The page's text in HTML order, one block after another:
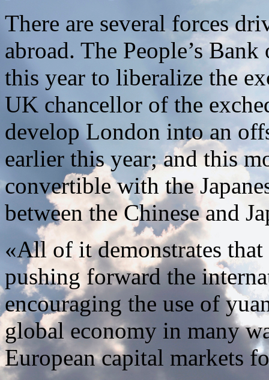
There are several forces
abroad. The People’s
this year to liberalize the
UK chancellor of the
develop London into an
earlier this year; and this
convertible with the
between the Chinese and
«All of it demonstrates
pushing forward the
encouraging the use of
global economy in many
European capital markets